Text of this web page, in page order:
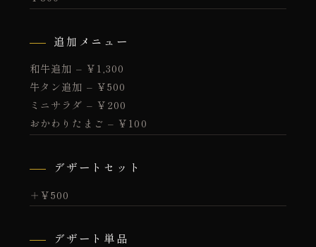
追加メニュー
和牛追加 – ￥1,300
牛タン追加 – ￥500
ミニサラダ – ￥200
おかわりたまご – ￥100
デザートセット
＋￥500
デザート単品